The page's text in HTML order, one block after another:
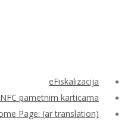
eFiskalizacija
sa NFC pametnim karticama
Home Page: (ar translation)